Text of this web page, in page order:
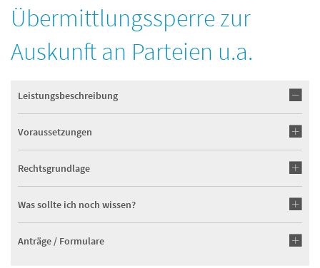
Übermittlungssperre zur
Auskunft an Parteien u.a.
Leistungsbeschreibung
Voraussetzungen
Rechtsgrundlage
Was sollte ich noch wissen?
Anträge / Formulare